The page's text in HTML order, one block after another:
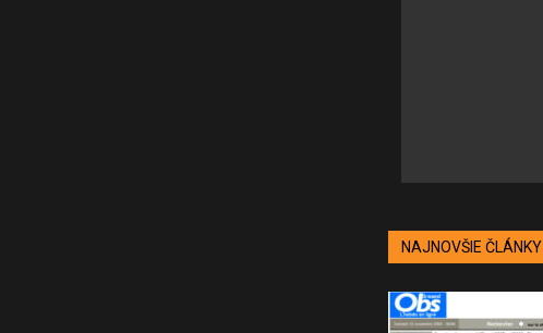
NAJNOVŠIE ČLÁNKY